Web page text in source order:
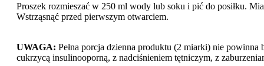
Proszek rozmieszać w 250 ml wody lub soku i pić do posiłku.
Wstrząsnąć przed pierwszym otwarciem.
UWAGA: Pełna porcja dzienna produktu (2 miarki) nie
cukrzycą insulinooporną, z nadciśnieniem tętniczym, z